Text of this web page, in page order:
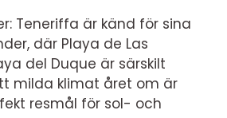
Teneriffa är känd för sina
där Playa de Las
del Duque är särskilt
milda klimat året om är
resmål för sol- och